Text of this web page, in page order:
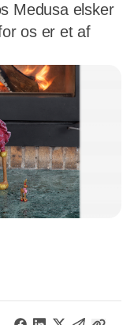
Medusa elsker
os er et af